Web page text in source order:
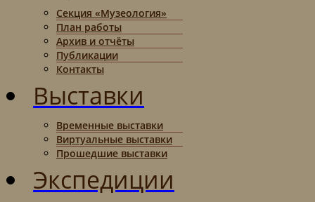
Секция «Музеология»
План работы
Архив и отчёты
Публикации
Контакты
Выставки
Временные выставки
Виртуальные выставки
Прошедшие выставки
Экспедиции